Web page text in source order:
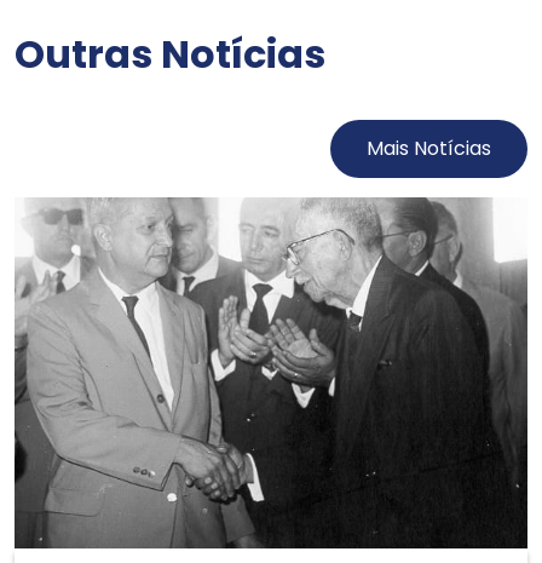
Outras Notícias
Mais Notícias